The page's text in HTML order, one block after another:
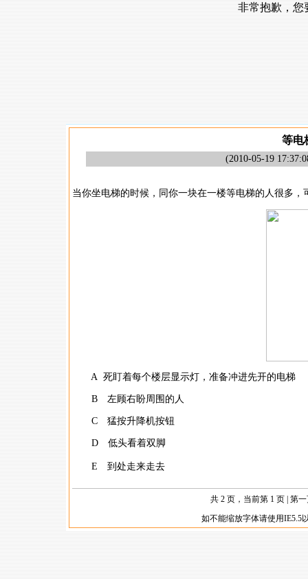
等电
(2010-05-19
共 2 页，当前第 1 页| 第一
如不能缩放字体请使用IE5.5